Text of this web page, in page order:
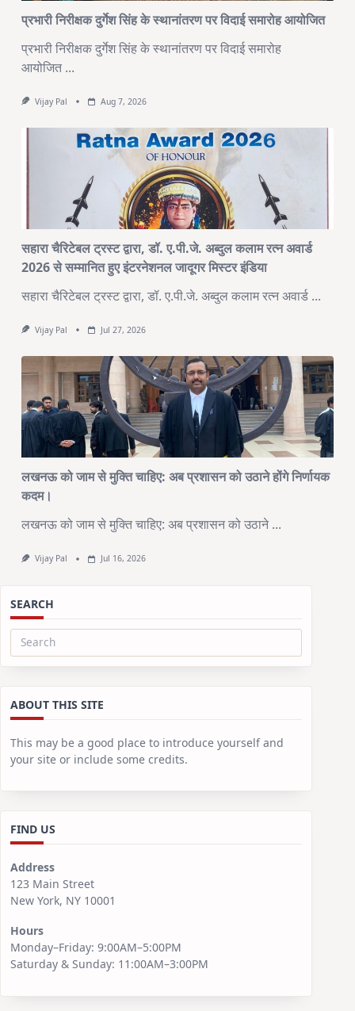
प्रभारी निरीक्षक दुर्गेश सिंह के स्थानांतरण पर विदाई समारोह आयोजित
प्रभारी निरीक्षक दुर्गेश सिंह के स्थानांतरण पर विदाई समारोह
आयोजित ...
Vijay Pal Aug 7, 2026
सहारा चैरिटेबल ट्रस्ट द्वारा, डॉ. ए.पी.जे. अब्दुल कलाम रत्न अवार्ड
2026 से सम्मानित हुए इंटरनेशनल जादूगर मिस्टर इंडिया
सहारा चैरिटेबल ट्रस्ट द्वारा, डॉ. ए.पी.जे. अब्दुल कलाम रत्न अवार्ड ...
Vijay Pal Jul 27, 2026
लखनऊ को जाम से मुक्ति चाहिए: अब प्रशासन को उठाने होंगे निर्णायक
कदम।
लखनऊ को जाम से मुक्ति चाहिए: अब प्रशासन को उठाने ...
Vijay Pal Jul 16, 2026
SEARCH
Search
ABOUT THIS SITE
This may be a good place to introduce yourself and
your site or include some credits.
FIND US
Address
123 Main Street
New York, NY 10001
Hours
Monday–Friday: 9:00AM–5:00PM
Saturday & Sunday: 11:00AM–3:00PM